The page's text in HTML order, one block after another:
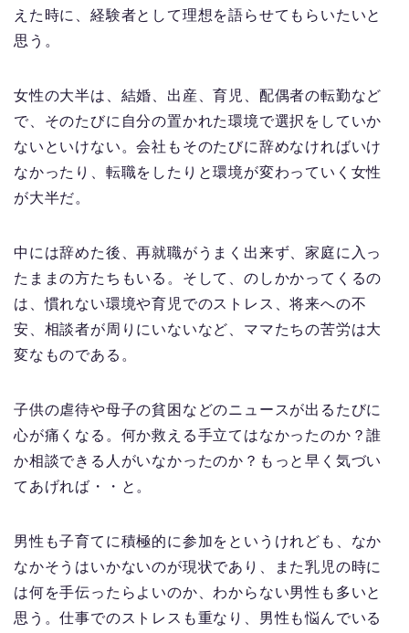
えた時に、経験者として理想を語らせてもらいたいと
思う。
女性の大半は、結婚、出産、育児、配偶者の転勤など
で、そのたびに自分の置かれた環境で選択をしていか
ないといけない。会社もそのたびに辞めなければいけ
なかったり、転職をしたりと環境が変わっていく女性
が大半だ。
中には辞めた後、再就職がうまく出来ず、家庭に入っ
たままの方たちもいる。そして、のしかかってくるの
は、慣れない環境や育児でのストレス、将来への不
安、相談者が周りにいないなど、ママたちの苦労は大
変なものである。
子供の虐待や母子の貧困などのニュースが出るたびに
心が痛くなる。何か救える手立てはなかったのか？誰
か相談できる人がいなかったのか？もっと早く気づい
てあげれば・・と。
男性も子育てに積極的に参加をというけれども、なか
なかそうはいかないのが現状であり、また乳児の時に
は何を手伝ったらよいのか、わからない男性も多いと
思う。仕事でのストレスも重なり、男性も悩んでいる